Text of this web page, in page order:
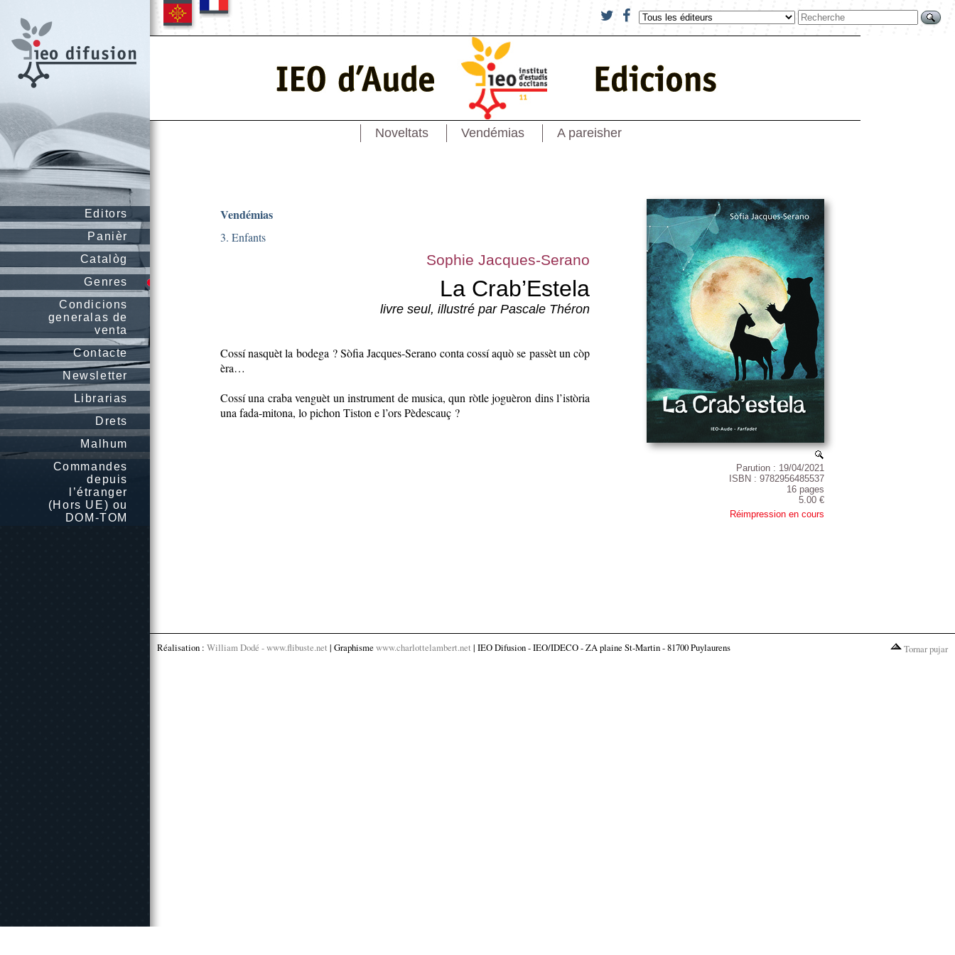
Editors
Panièr
Catalòg
Genres
Condicions
generalas de
venta
Contacte
Newsletter
Librarias
Drets
Malhum
Commandes
depuis
l’étranger
(Hors UE) ou
DOM-TOM
Noveltats Vendémias A pareisher
Parution : 19/04/2021
ISBN : 9782956485537
16 pages
5.00 €
Réimpression en cours
Vendémias
3. Enfants
Sophie Jacques-Serano
La Crab’Estela
livre seul, illustré par Pascale Théron
Cossí nasquèt la bodega ? Sòfia Jacques-Serano conta cossí aquò se passèt un còp
èra…
Cossí una craba venguèt un instrument de musica, qun ròtle joguèron dins l’istòria
una fada-mitona, lo pichon Tiston e l’ors Pèdescauç ?
Réalisation : William Dodé - www.flibuste.net | Graphisme www.charlottelambert.net | IEO Difusion - IEO/IDECO - ZA plaine St-Martin - 81700 Puylaurens Tornar pujar